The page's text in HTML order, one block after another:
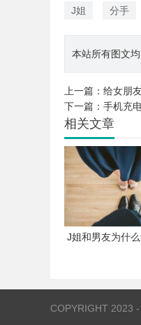
J姐 分手
本站所有图文
上一篇： 给女朋
下一篇： 手机充
相关文章
J姐和男友为什
COPYRIGHT 2023